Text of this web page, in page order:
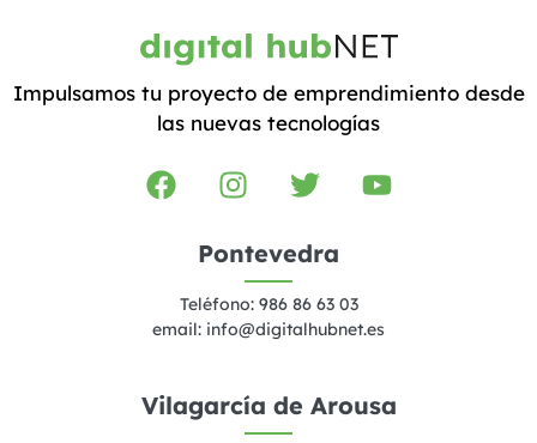
Impulsamos tu proyecto de emprendimiento desde
las nuevas tecnologías
Pontevedra
Teléfono: 986 86 63 03
email: info@digitalhubnet.es
Vilagarcía de Arousa